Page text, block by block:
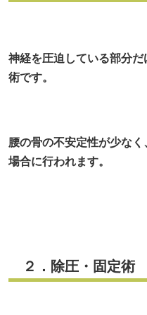
神経を圧迫している部分
術です。
腰の骨の不安定性が少な
場合に行われます。
２．除圧・固定術